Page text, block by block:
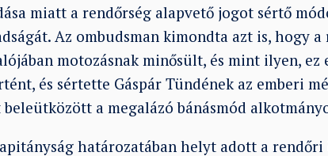
miatt a rendőrség alapvető jogot sértő
Az ombudsman kimondta azt is, hogy
motozásnak minősült, és mint ilyen, ez
és sértette Gáspár Tündének az emberi
a megalázó bánásmód
határozatában helyt adott a